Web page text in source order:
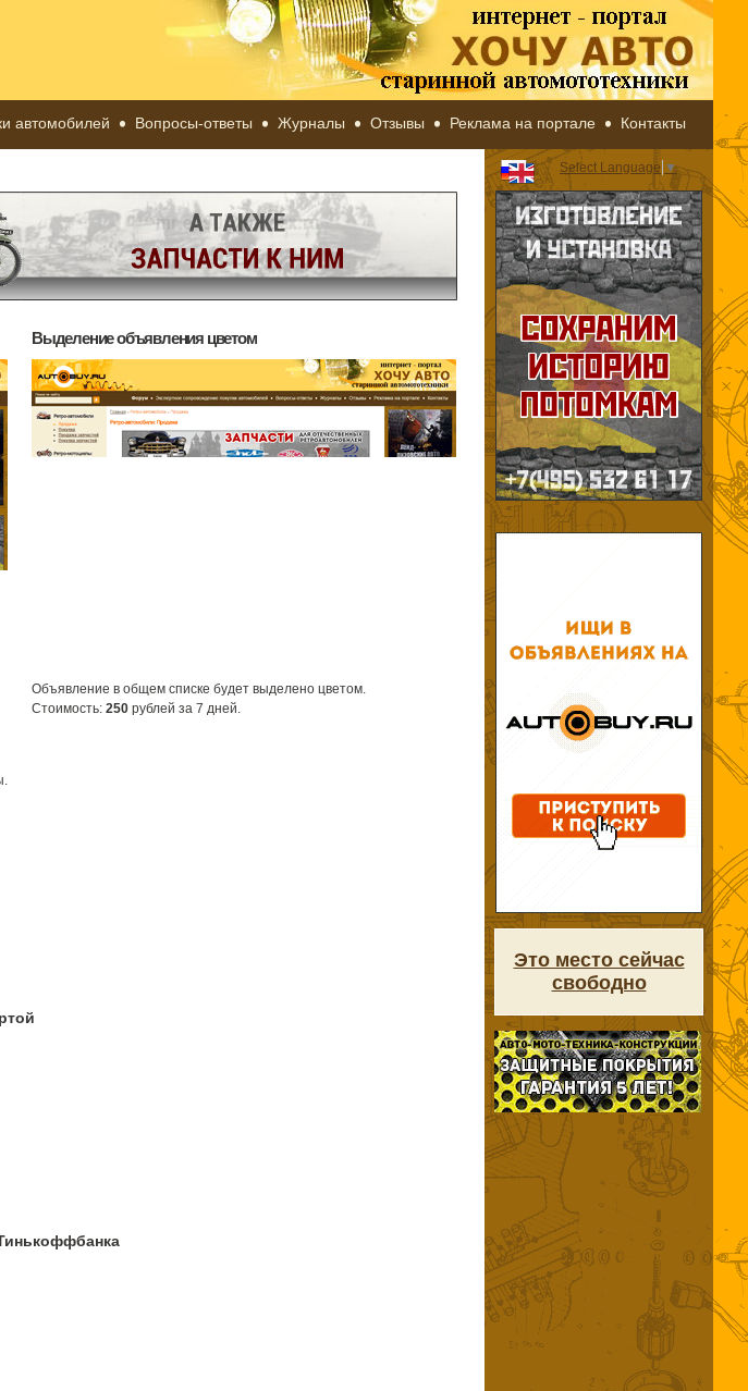
автомобилей Вопросы-ответы Журналы Отзывы Реклама на портале Контакты
Выделение объявления цветом
Объявление в общем списке будет выделено цветом.
Стоимость: 250 рублей за 7 дней.
Select Language ▼
Это место сейчас
свободно